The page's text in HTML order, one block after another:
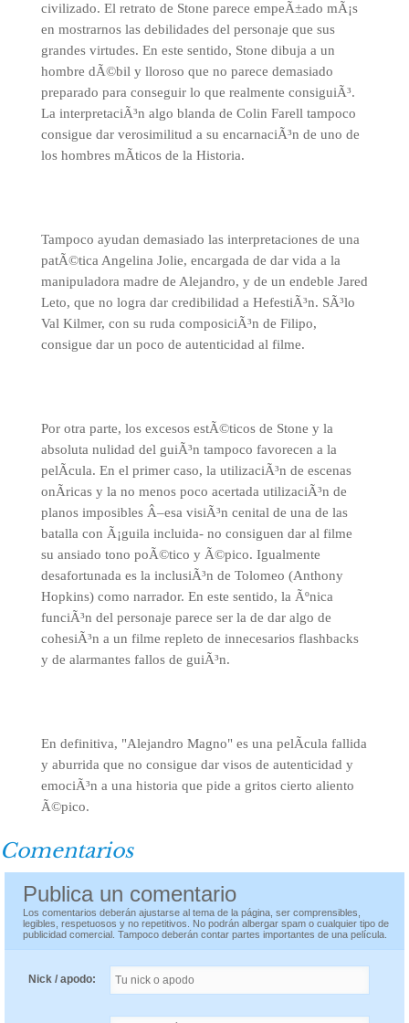
civilizado. El retrato de Stone parece empeÃ±ado mÃ¡s
en mostrarnos las debilidades del personaje que sus
grandes virtudes. En este sentido, Stone dibuja a un
hombre dÃ©bil y lloroso que no parece demasiado
preparado para conseguir lo que realmente consiguiÃ³.
La interpretaciÃ³n algo blanda de Colin Farell tampoco
consigue dar verosimilitud a su encarnaciÃ³n de uno de
los hombres mÃ­ticos de la Historia.
Tampoco ayudan demasiado las interpretaciones de una
patÃ©tica Angelina Jolie, encargada de dar vida a la
manipuladora madre de Alejandro, y de un endeble Jared
Leto, que no logra dar credibilidad a HefestiÃ³n. SÃ³lo
Val Kilmer, con su ruda composiciÃ³n de Filipo,
consigue dar un poco de autenticidad al filme.
Por otra parte, los excesos estÃ©ticos de Stone y la
absoluta nulidad del guiÃ³n tampoco favorecen a la
pelÃ­cula. En el primer caso, la utilizaciÃ³n de escenas
onÃ­ricas y la no menos poco acertada utilizaciÃ³n de
planos imposibles Â–esa visiÃ³n cenital de una de las
batalla con Ã¡guila incluida- no consiguen dar al filme
su ansiado tono poÃ©tico y Ã©pico. Igualmente
desafortunada es la inclusiÃ³n de Tolomeo (Anthony
Hopkins) como narrador. En este sentido, la Ãºnica
funciÃ³n del personaje parece ser la de dar algo de
cohesiÃ³n a un filme repleto de innecesarios flashbacks
y de alarmantes fallos de guiÃ³n.
En definitiva, "Alejandro Magno" es una pelÃ­cula fallida
y aburrida que no consigue dar visos de autenticidad y
emociÃ³n a una historia que pide a gritos cierto aliento
Ã©pico.
Comentarios
Publica un comentario
Los comentarios deberán ajustarse al tema de la página, ser comprensibles,
legibles, respetuosos y no repetitivos. No podrán albergar spam o cualquier tipo de
publicidad comercial. Tampoco deberán contar partes importantes de una película.
Nick / apodo: